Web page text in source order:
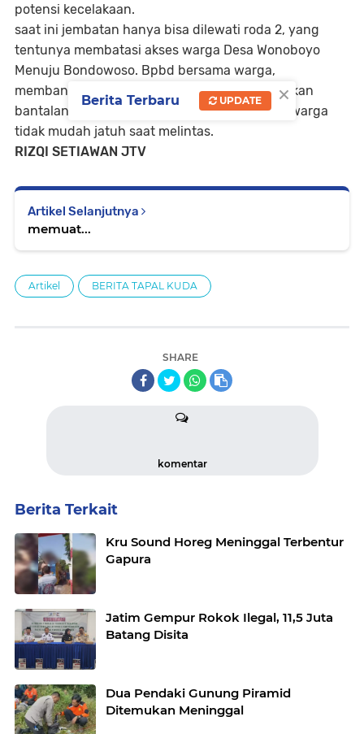
potensi kecelakaan.
saat ini jembatan hanya bisa dilewati roda 2, yang
tentunya membatasi akses warga Desa Wonoboyo
Menuju Bondowoso. Bpbd bersama warga,
membangun jembatan sementara menggunakan
bantalan besi rel lori, dan di tutup kayu, agar warga
tidak mudah jatuh saat melintas.
RIZQI SETIAWAN JTV
Artikel Selanjutnya
memuat...
Artikel BERITA TAPAL KUDA
SHARE
komentar
Berita Terkait
Kru Sound Horeg Meninggal Terbentur
Gapura
Jatim Gempur Rokok Ilegal, 11,5 Juta
Batang Disita
Dua Pendaki Gunung Piramid
Ditemukan Meninggal
×
Berita Terbaru UPDATE